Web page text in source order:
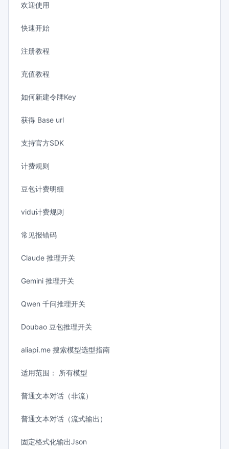
欢迎使用
快速开始
注册教程
充值教程
如何新建令牌Key
获得 Base url
支持官方SDK
计费规则
豆包计费明细
vidu计费规则
常见报错码
Claude 推理开关
Gemini 推理开关
Qwen 千问推理开关
Doubao 豆包推理开关
aliapi.me 搜索模型选型指南
适用范围： 所有模型
普通文本对话（非流）
普通文本对话（流式输出）
固定格式化输出Json